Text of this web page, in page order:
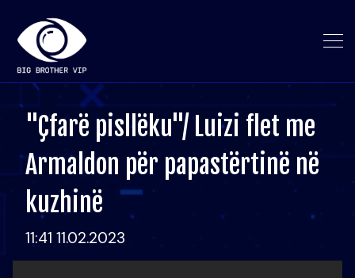
"Çfarë pisllëku"/ Luizi flet me
Armaldon për papastërtinë në
kuzhinë
11:41 11.02.2023